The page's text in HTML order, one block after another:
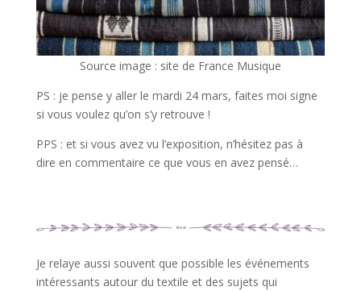
Source image : site de France Musique
PS : je pense y aller le mardi 24 mars, faites moi signe
si vous voulez qu’on s’y retrouve !
PPS : et si vous avez vu l’exposition, n’hésitez pas à
dire en commentaire ce que vous en avez pensé…
Je relaye aussi souvent que possible les événements
intéressants autour du textile et des sujets qui